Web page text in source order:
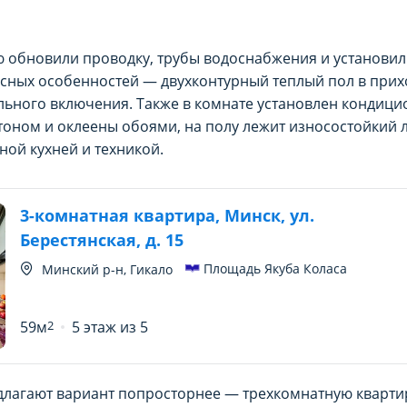
обновили проводку, трубы водоснабжения и
особенностей — двухконтурный теплый пол в
включения. Также в комнате установлен
и оклеены обоями, на полу лежит износостойкий
кухней и техникой.
3-комнатная квартира, Минск, ул.
Берестянская, д. 15
Минский р-н, Гикало Площадь Якуба Коласа
59м2 5 этаж из 5
вариант попросторнее — трехкомнатную
ИСПОЛЬЗОВАНИЯ
каждого типа файлов cookie,
(обязательные) cookie», без
сайта domovita.by (далее – Сайт).
настроек на 1 год. По окончании этого
ИСПОЛЬЗОВАНИЯ
каждого типа файлов cookie,
(обязательные) cookie», без
сайта domovita.by (далее – Сайт).
настроек на 1 год. По окончании этого